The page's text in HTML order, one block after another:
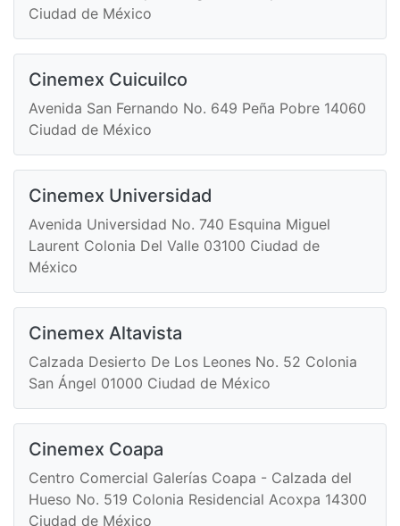
Ciudad de México
Cinemex Cuicuilco
Avenida San Fernando No. 649 Peña Pobre 14060
Ciudad de México
Cinemex Universidad
Avenida Universidad No. 740 Esquina Miguel
Laurent Colonia Del Valle 03100 Ciudad de
México
Cinemex Altavista
Calzada Desierto De Los Leones No. 52 Colonia
San Ángel 01000 Ciudad de México
Cinemex Coapa
Centro Comercial Galerías Coapa - Calzada del
Hueso No. 519 Colonia Residencial Acoxpa 14300
Ciudad de México